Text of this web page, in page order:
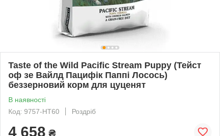
Taste of the Wild Pacific Stream Puppy (Тейст
оф зе Вайлд Пацифік Паппі Лосось)
беззерновий корм для цуценят
В наявності
Код: 9757-HT60
Роздріб
4 658 ₴